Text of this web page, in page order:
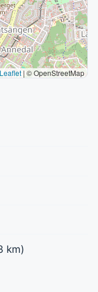
Leaflet |© OpenStreetMap
km)